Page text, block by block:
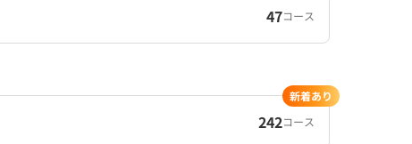
47コース
242コース
新着あり